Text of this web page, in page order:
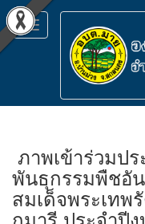
Toggle
navigation
ภาพเข้าร่วมป
พันธุกรรมพืชอั
สมเด็จพระเท